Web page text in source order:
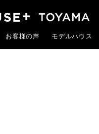
お客様の声 モデルハウス